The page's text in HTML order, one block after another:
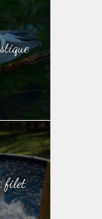
filet